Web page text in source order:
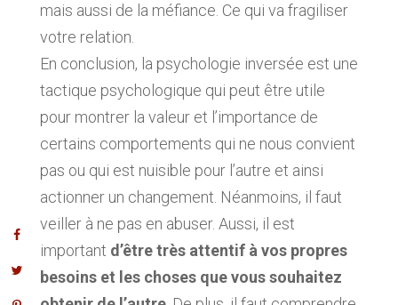
mais aussi de la méfiance. Ce qui va fragiliser
votre relation.
En conclusion, la psychologie inversée est une
tactique psychologique qui peut être utile
pour montrer la valeur et l’importance de
certains comportements qui ne nous convient
pas ou qui est nuisible pour l’autre et ainsi
actionner un changement. Néanmoins, il faut
veiller à ne pas en abuser. Aussi, il est
important d’être très attentif à vos propres
besoins et les choses que vous souhaitez